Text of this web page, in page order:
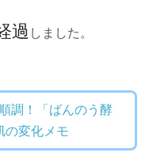
過 しました。
調！「ばんのう酵
の変化メモ